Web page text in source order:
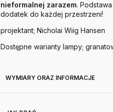
nieformalnej zarazem.
dodatek do każdej przestrzeni!
projektant; Nicholai Wiig Hansen
Dostępne warianty lampy;
WYMIARY ORAZ INFORMACJE